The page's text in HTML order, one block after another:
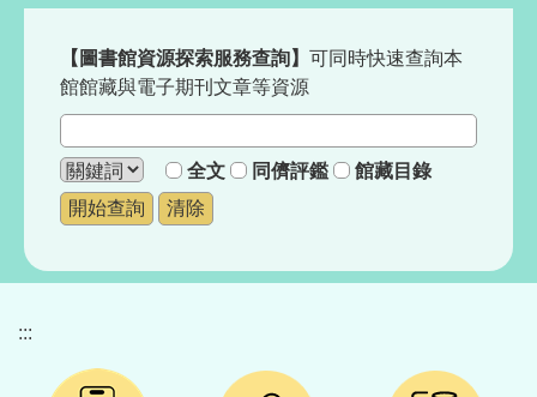
【圖書館資源探索服務查詢】 可同時快速查詢本
館館藏與電子期刊文章等資源
全文 同儕評鑑 館藏目錄
:::